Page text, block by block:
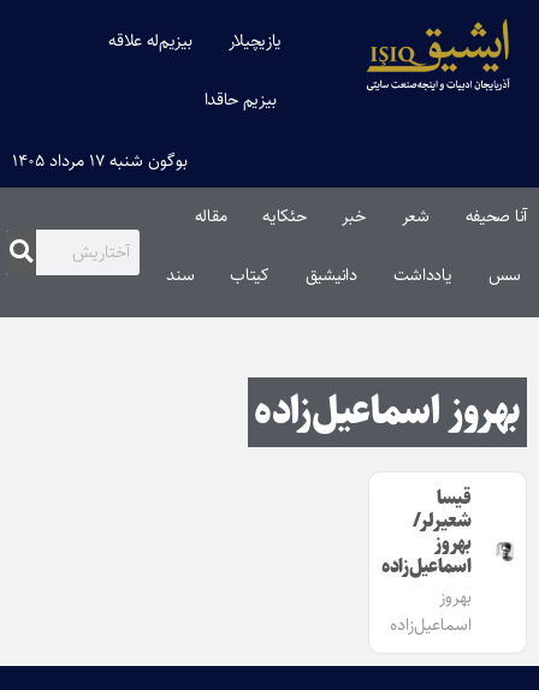
یازیچیلار بیزیم‌له علاقه
بیزیم حاقدا
بوگون شنبه ۱۷ مرداد ۱۴۰۵
آنا صحیفه شعر خبر حئکایه مقاله‌
سس یادداشت دانیشیق کیتاب سند
بهروز اسماعیل‌زاده
قیسا
شعیرلر/
بهروز
اسماعیل‌زاده
بهروز
اسماعیل‌زاده